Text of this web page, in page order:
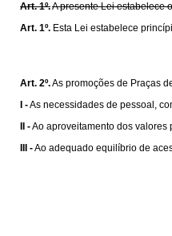
Art. 1º.A presente Lei estabelece
Art. 1º. Esta Lei estabelece
Art. 2º.As promoções de Praças
I -As necessidades de pessoal,
II -Ao aproveitamento dos
III -Ao adequado equilíbrio de